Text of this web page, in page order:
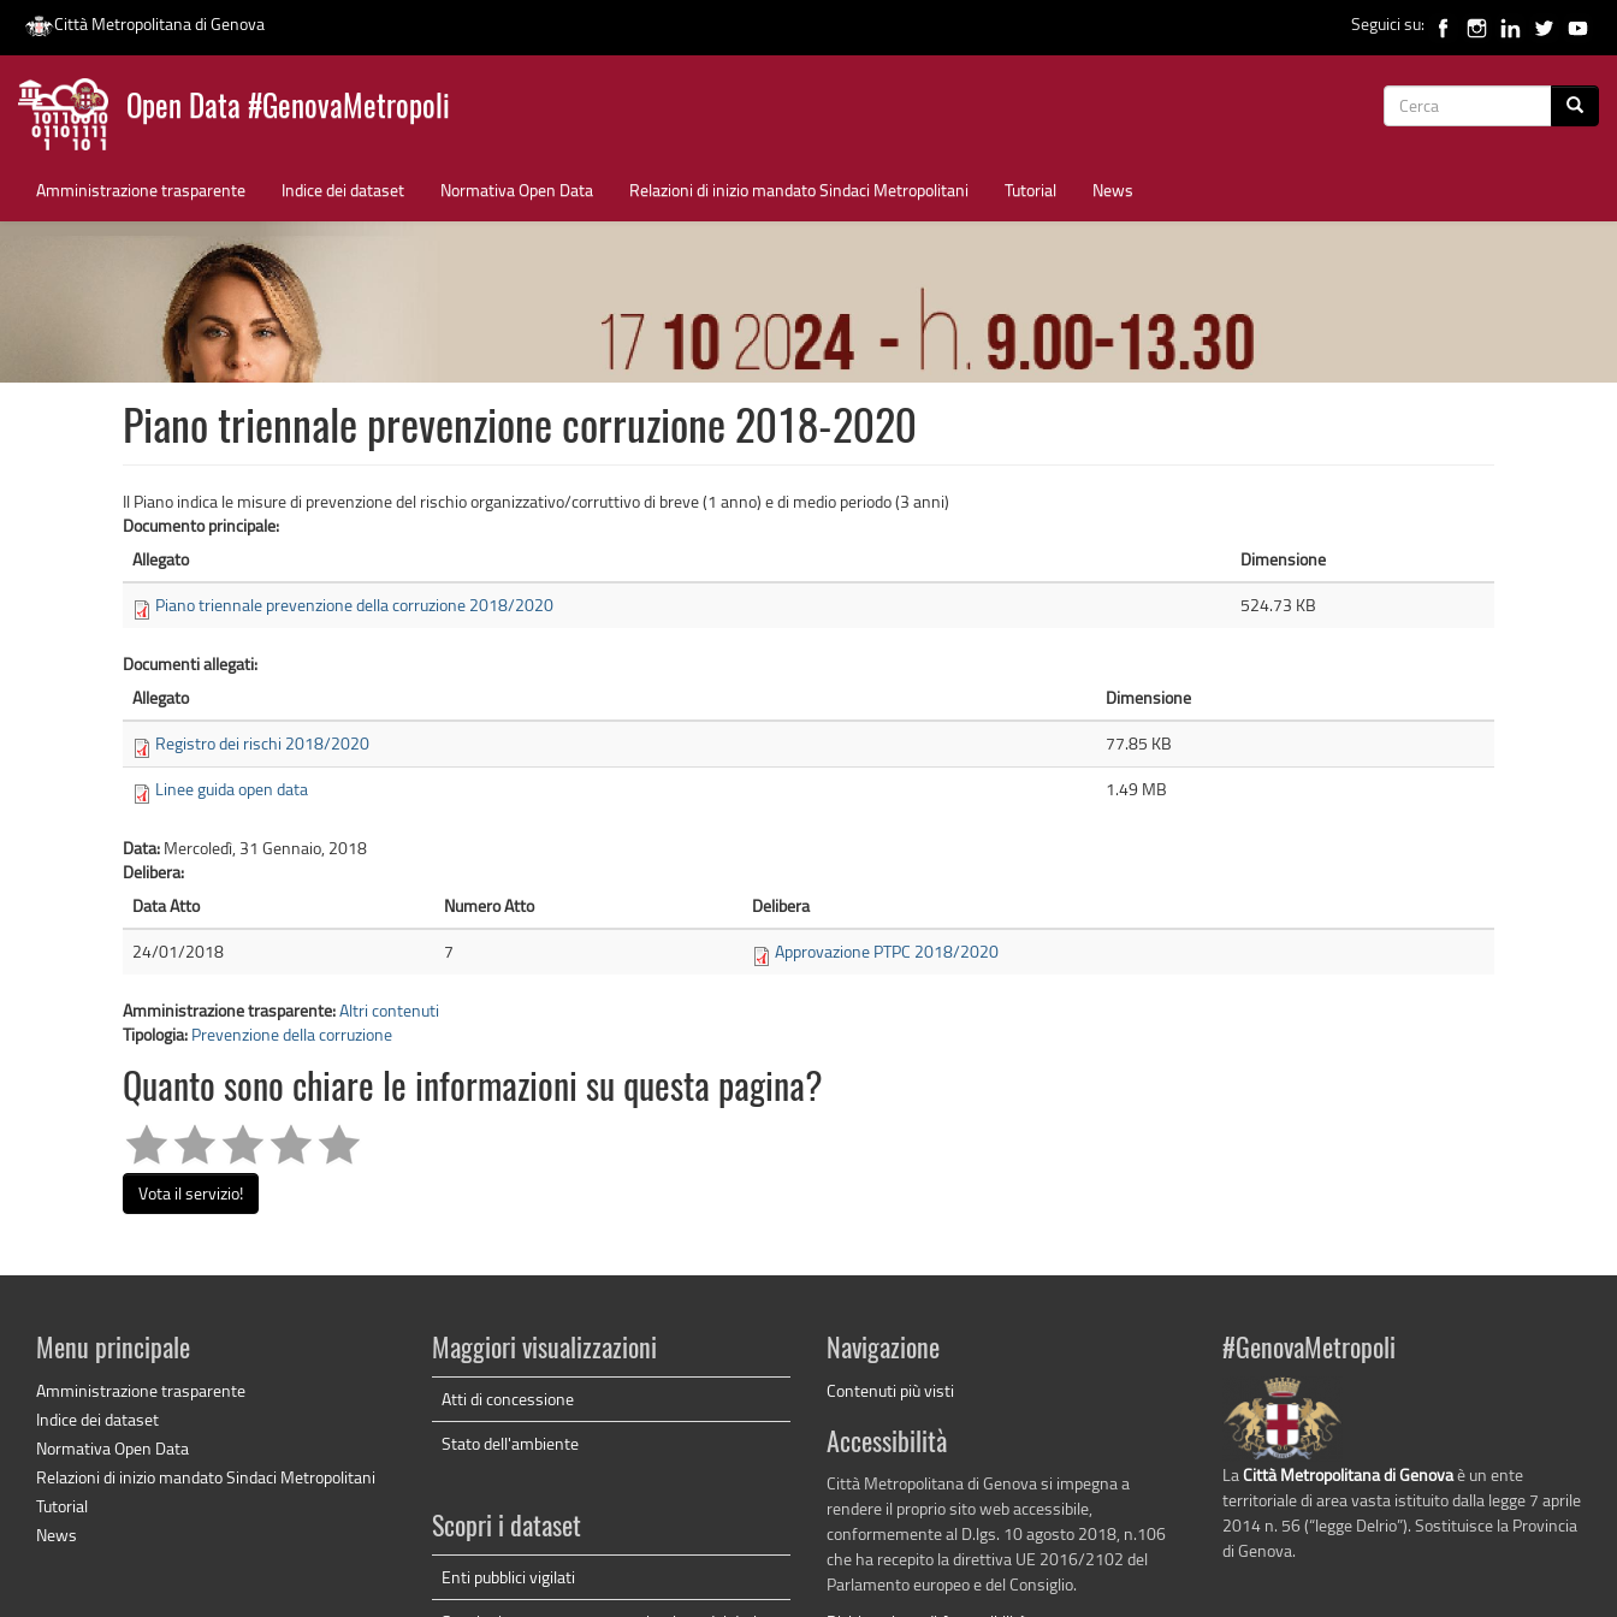
Salta
contenuto
Città Metropolitana di Genova Seguici su:
Open Data #GenovaMetropoli
Form
Amministrazione trasparente Indice dei dataset Normativa Open Data Relazioni di inizio mandato Sindaci Metropolitani Tutorial News
News
Piano triennale prevenzione corruzione 2018-2020
Il Piano indica le misure di prevenzione del rischio organizzativo/corruttivo di breve (1 anno) e di medio periodo (3 anni)
Documento principale:
Allegato
Dimensione
Piano triennale prevenzione della corruzione 2018/2020
524.73 KB
Documenti allegati:
Allegato
Dimensione
Registro dei rischi 2018/2020
77.85 KB
Linee guida open data
1.49 MB
Data: Mercoledì, 31 Gennaio, 2018
Delibera:
Data Atto
Numero Atto
Delibera
24/01/2018
7 Approvazione PTPC 2018/2020
Amministrazione trasparente:Altri contenuti
Tipologia: Prevenzione della corruzione
Quanto sono chiare le informazioni su questa pagina?
Vota il servizio!
Menu principale
Amministrazione trasparente
Indice dei dataset
Normativa Open Data
Relazioni di inizio mandato Sindaci Metropolitani
Tutorial
News
Maggiori visualizzazioni
Atti di concessione
Stato dell'ambiente
Scopri i dataset
Enti pubblici vigilati
Navigazione
Contenuti più visti
Accessibilità
Città Metropolitana di Genova si impegna a
rendere il proprio sito web accessibile,
conformemente al D.lgs. 10 agosto 2018, n.106
che ha recepito la direttiva UE 2016/2102 del
Parlamento europeo e del Consiglio.
#GenovaMetropoli
La Città Metropolitana di Genovaè un ente
territoriale di area vasta istituito dalla legge 7 aprile
2014 n. 56 (“legge Delrio”). Sostituisce la Provincia
di Genova.